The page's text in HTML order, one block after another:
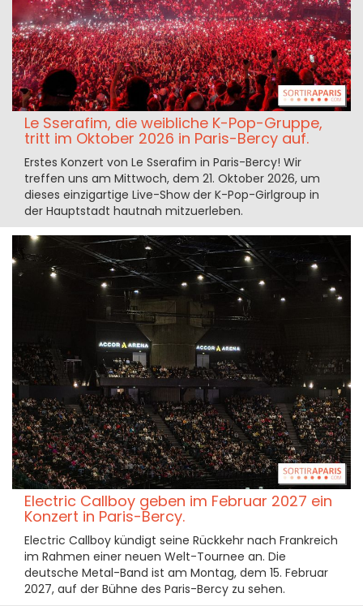
Le Sserafim, die weibliche K-Pop-Gruppe,
tritt im Oktober 2026 in Paris-Bercy auf.
Erstes Konzert von Le Sserafim in Paris-Bercy! Wir
treffen uns am Mittwoch, dem 21. Oktober 2026, um
dieses einzigartige Live-Show der K-Pop-Girlgroup in
der Hauptstadt hautnah mitzuerleben.
Electric Callboy geben im Februar 2027 ein
Konzert in Paris-Bercy.
Electric Callboy kündigt seine Rückkehr nach Frankreich
im Rahmen einer neuen Welt-Tournee an. Die
deutsche Metal-Band ist am Montag, dem 15. Februar
2027, auf der Bühne des Paris-Bercy zu sehen.